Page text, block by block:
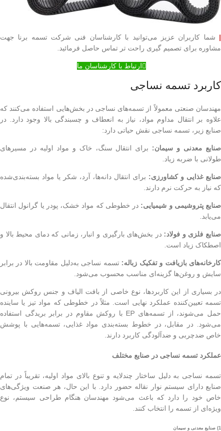
| شما کاربران عزیز می‌توانید با کارشناسان فنی شرکت تسمه برنا جهت
مشاوره برای تصمیم گیری راحت تر تماس حاصل فرمائید.
ارتباط با کارشناسان ما
کاربرد تسمه نساجی
مهندسان صنعتی معمولاً از تسمه‌های نساجی در بخش‌هایی استفاده می‌کنند که
علاوه بر انتقال مداوم مواد، نیاز به انعطاف و چسبندگی بالا وجود دارد. در
صنایع زیر، تسمه نساجی نقش حیاتی دارد:
صنایع معدنی و سیمان: برای انتقال سنگ، خاک و مواد اولیه در مسیرهای
طولانی با ضربه زیاد.
صنایع غذایی و کشاورزی: برای انتقال دانه‌ها، آرد، شکر یا مواد بسته‌بندی‌شده
که نیاز به حرکت نرم دارند.
صنایع پتروشیمی و شیمیایی: در خطوطی که مواد خشک، پودر یا گرانول انتقال
می‌یابد.
صنایع فلزی و فولاد: در بخش‌های بارگیری و انبار، زمانی که دمای محیط بالا و
اصطکاک زیاد است.
کارخانه‌های بازیافت و تفکیک زباله: تسمه نساجی به‌دلیل مقاومت بالا در برابر
سایش و روغن‌ها گزینه‌ای مناسب محسوب می‌شود.
در بسیاری از این کاربردها، نوع خاصی از بافت الیاف و جنس روکش بیرونی
تسمه تعیین‌کننده عملکرد نهایی است. مثلاً در خطوطی که مواد تیز یا ساینده
حمل می‌شوند، از تسمه‌های EP با روکش مقاوم در برابر بریدگی استفاده
می‌شود. در مقابل، در خطوط بسته‌بندی مواد غذایی، تسمه‌هایی با پوشش
خاص ضدچربی و ضدآلودگی کاربرد دارند.
عملکرد تسمه نساجی در صنایع مختلف
تسمه نساجی به دلیل ساختار چندلایه و تنوع بالای مواد اولیه، تقریباً در تمام
صنایع دارای سیستم نوار نقاله حضور دارد. با این حال، هر صنعت ویژگی‌های
خاص خود را دارد که باعث می‌شود مهندسان هنگام طراحی سیستم، نوع
ویژه‌ای از تسمه را انتخاب کنند.
1) صنایع معدنی و سیمان